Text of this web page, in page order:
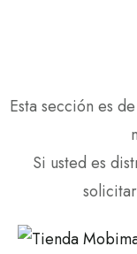
Esta sección es
Si usted es